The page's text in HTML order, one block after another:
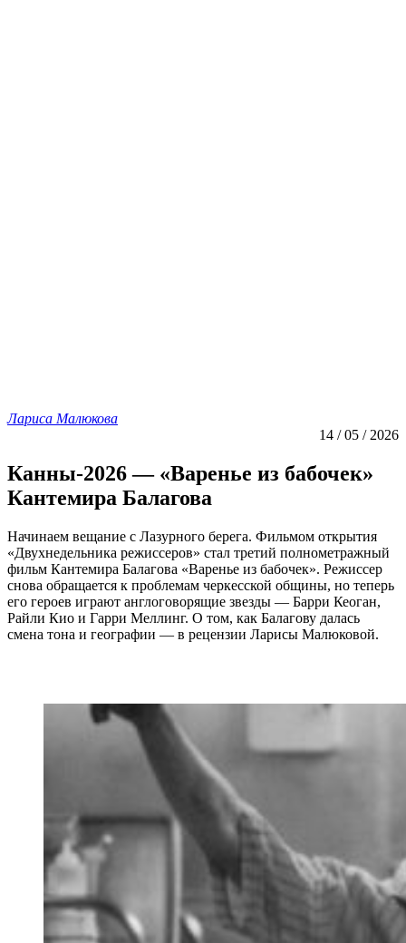
Лариса Малюкова
14 / 05 / 2026
Канны-2026 — «Варенье из бабочек»
Кантемира Балагова
Начинаем вещание с Лазурного берега. Фильмом открытия
«Двухнедельника режиссеров» стал третий полнометражный
фильм Кантемира Балагова «Варенье из бабочек». Режиссер
снова обращается к проблемам черкесской общины, но теперь
его героев играют англоговорящие звезды — Барри Кеоган,
Райли Кио и Гарри Меллинг. О том, как Балагову далась
смена тона и географии — в рецензии Ларисы Малюковой.